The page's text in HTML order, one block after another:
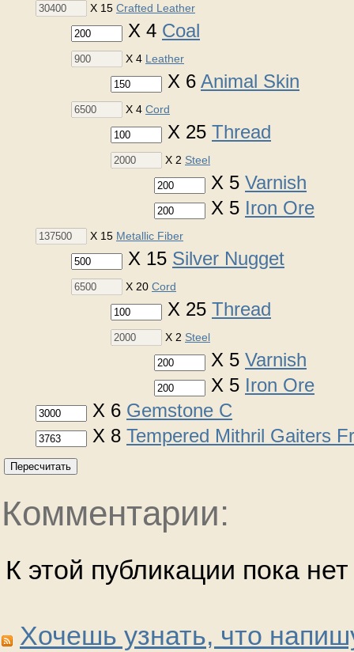
X 15 Crafted Leather
X 4 Coal
X 4 Leather
X 6 Animal Skin
X 4 Cord
X 25 Thread
X 2 Steel
X 5 Varnish
X 5 Iron Ore
X 15 Metallic Fiber
X 15 Silver Nugget
X 20 Cord
X 25 Thread
X 2 Steel
X 5 Varnish
X 5 Iron Ore
X 6 Gemstone C
X 8 Tempered Mithril Gaiters
Пересчитать
Комментарии:
К этой публикации пока
Хочешь узнать, что